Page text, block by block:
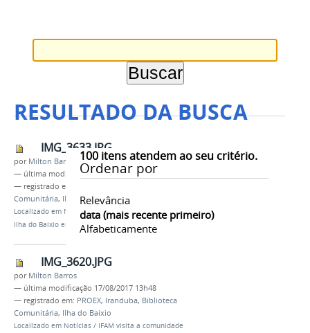
RESULTADO DA BUSCA
100itens atendem ao seu critério.
Ordenar por
Relevância
data (mais recente primeiro)
Alfabeticamente
IMG_3633.JPG
por Milton Barros
— última modificação17/08/2017 13h49
— registrado em:
Comunitária, Ilha do Baixio
Localizado em Notícias /IFAM visita a comunidade
Ilha do Baixio em Iranduba
IMG_3620.JPG
por Milton Barros
— última modificação 17/08/2017 13h48
— registrado em: PROEX, Iranduba, Biblioteca
Comunitária, Ilha do Baixio
Localizado em Notícias / IFAM visita a comunidade